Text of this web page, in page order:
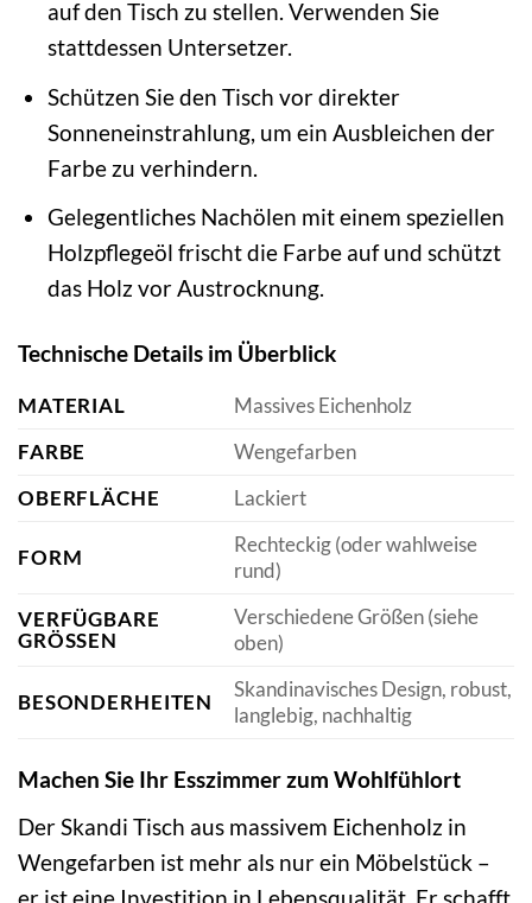
auf den Tisch zu stellen. Verwenden Sie
stattdessen Untersetzer.
Schützen Sie den Tisch vor direkter
Sonneneinstrahlung, um ein Ausbleichen der
Farbe zu verhindern.
Gelegentliches Nachölen mit einem speziellen
Holzpflegeöl frischt die Farbe auf und schützt
das Holz vor Austrocknung.
Technische Details im Überblick
MATERIAL
Massives Eichenholz
FARBE
Wengefarben
OBERFLÄCHE
Lackiert
FORM
Rechteckig (oder wahlweise
rund)
VERFÜGBARE
GRÖSSEN
Verschiedene Größen (siehe
oben)
BESONDERHEITEN
Skandinavisches Design, robust,
langlebig, nachhaltig
Machen Sie Ihr Esszimmer zum Wohlfühlort
Der Skandi Tisch aus massivem Eichenholz in
Wengefarben ist mehr als nur ein Möbelstück –
er ist eine Investition in Lebensqualität. Er schafft